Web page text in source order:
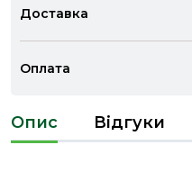
Доставка
Оплата
Опис Відгуки